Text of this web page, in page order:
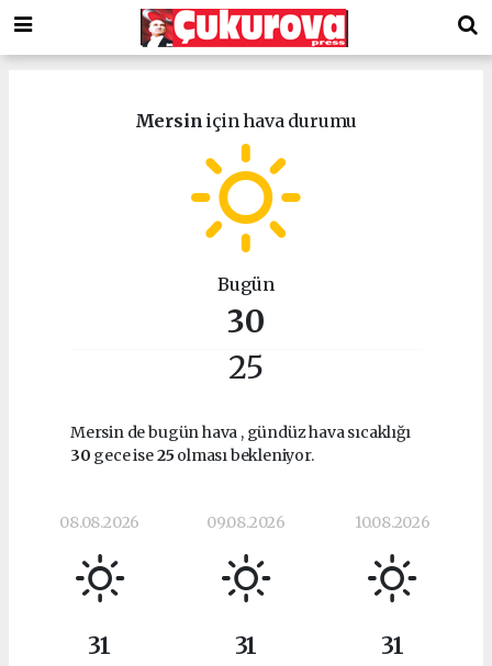
Mersin için hava durumu
Bugün
30
25
Mersin de bugün hava , gündüz hava sıcaklığı
30 gece ise25 olması bekleniyor.
08.08.2026
31
09.08.2026
31
10.08.2026
31